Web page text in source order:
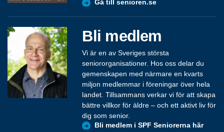
Gå till senioren.se
Bli medlem
Vi är en av Sveriges största
seniororganisationer. Hos oss delar du
gemenskapen med närmare en kvarts
miljon medlemmar i föreningar över hela
landet. Tillsammans verkar vi för att skapa
bättre villkor för äldre – och ett aktivt liv för
dig som senior.
Bli medlem i SPF Seniorerna här